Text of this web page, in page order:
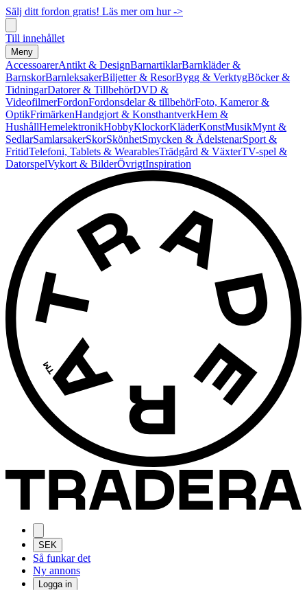
Sälj ditt fordon gratis! Läs mer om hur ->
Till innehållet
Meny
AccessoarerAntikt & DesignBarnartiklarBarnkläder &
BarnskorBarnleksakerBiljetter & ResorBygg & VerktygBöcker &
TidningarDatorer & TillbehörDVD &
VideofilmerFordonFordonsdelar & tillbehörFoto, Kameror &
OptikFrimärkenHandgjort & KonsthantverkHem &
HushållHemelektronikHobbyKlockorKläderKonstMusikMynt &
SedlarSamlarsakerSkorSkönhetSmycken & ÄdelstenarSport &
FritidTelefoni, Tablets & WearablesTrädgård & VäxterTV-spel &
DatorspelVykort & BilderÖvrigtInspiration
SEK
Så funkar det
Ny annons
Logga in